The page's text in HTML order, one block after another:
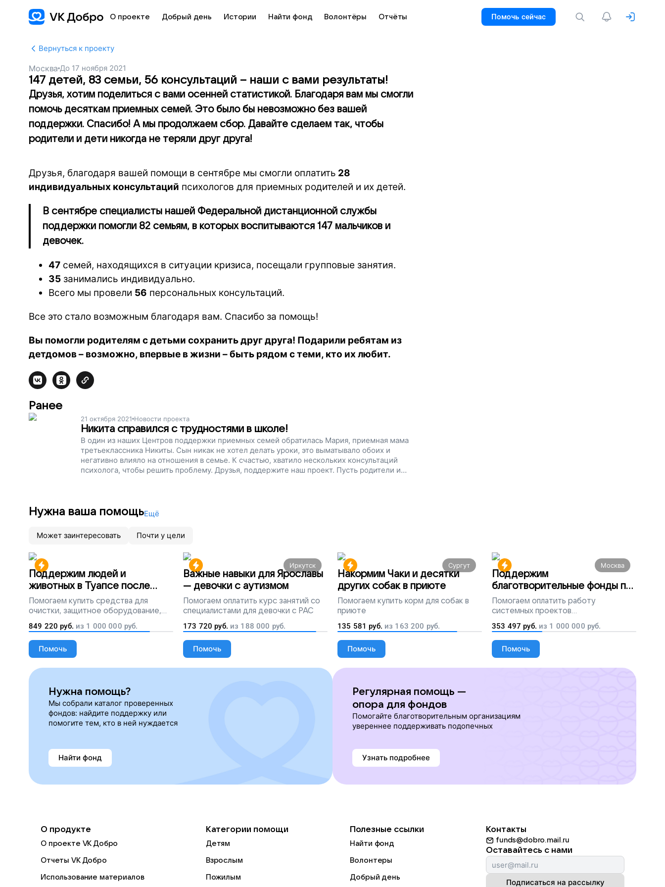
О проекте Добрый день Истории Найти фонд Волонтёры Отчёты Помочь сейчас
Вернуться к проекту
Москва До 17 ноября 2021
147 детей, 83 семьи, 56 консультаций – наши с вами результаты!
Друзья, хотим поделиться с вами осенней статистикой. Благодаря вам мы смогли
помочь десяткам приемных семей. Это было бы невозможно без вашей
поддержки. Спасибо! А мы продолжаем сбор. Давайте сделаем так, чтобы
родители и дети никогда не теряли друг друга!
Друзья, благодаря вашей помощи в сентябре мы смогли оплатить 28
индивидуальных консультаций психологов для приемных родителей и их детей.
В сентябре специалисты нашей Федеральной дистанционной службы
поддержки помогли 82 семьям, в которых воспитываются 147 мальчиков и
девочек.
47 семей, находящихся в ситуации кризиса, посещали групповые занятия.
35 занимались индивидуально.
Всего мы провели 56 персональных консультаций.
Все это стало возможным благодаря вам. Спасибо за помощь!
Вы помогли родителям с детьми сохранить друг друга! Подарили ребятам из
детдомов – возможно, впервые в жизни – быть рядом с теми, кто их любит.
Ранее
21 октября 2021 Новости проекта
Никита справился с трудностями в школе!
В один из наших Центров поддержки приемных семей обратилась Мария, приемная мама
третьеклассника Никиты. Сын никак не хотел делать уроки, это выматывало обоих и
негативно влияло на отношения в семье. К счастью, хватило нескольких консультаций
психолога, чтобы решить проблему. Друзья, поддержите наш проект. Пусть родители и
Нужна ваша помощьЕщё
Может заинтересовать Почти у цели
Поддержим людей и
животных в Туапсе после
разлива мазута
Помогаем купить средства для
очистки, защитное оборудование,
лекарства, корм и предметы первой
необходимости
849 220 руб. из 1 000 000 руб.
Помочь
Иркутск
Важные навыки для Ярославы
— девочки с аутизмом
Помогаем оплатить курс занятий со
специалистами для девочки с РАС
173 720 руб. из 188 000 руб.
Помочь
Сургут
Накормим Чаки и десятки
других собак в приюте
Помогаем купить корм для собак в
приюте
135 581 руб. из 163 200 руб.
Помочь
Москва
Поддержим
благотворительные фонды по
всей России
Помогаем оплатить работу
системных проектов
благотворительных организаций
353 497 руб. из 1 000 000 руб.
Помочь
Нужна помощь?
Мы собрали каталог проверенных
фондов: найдите поддержку или
помогите тем, кто в ней нуждается
Найти фонд
Регулярная помощь —
опора для фондов
Помогайте благотворительным организациям
увереннее поддерживать подопечных
Узнать подробнее
О продукте
О проекте VK Добро
Отчеты VK Добро
Использование материалов
Категории помощи
Детям
Взрослым
Пожилым
Полезные ссылки
Найти фонд
Волонтеры
Добрый день
Контакты
funds@dobro.mail.ru
Оставайтесь с нами
Подписаться на рассылку